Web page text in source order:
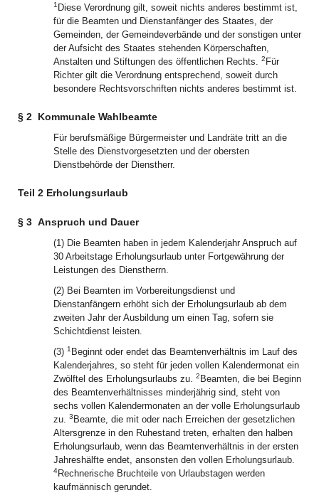
1 Diese Verordnung gilt, soweit nichts anderes bestimmt ist,
für die Beamten und Dienstanfänger des Staates, der
Gemeinden, der Gemeindeverbände und der sonstigen unter
der Aufsicht des Staates stehenden Körperschaften,
Anstalten und Stiftungen des öffentlichen Rechts. 2 Für
Richter gilt die Verordnung entsprechend, soweit durch
besondere Rechtsvorschriften nichts anderes bestimmt ist.
§ 2 Kommunale Wahlbeamte
Für berufsmäßige Bürgermeister und Landräte tritt an die
Stelle des Dienstvorgesetzten und der obersten
Dienstbehörde der Dienstherr.
Teil 2 Erholungsurlaub
§ 3 Anspruch und Dauer
(1) Die Beamten haben in jedem Kalenderjahr Anspruch auf
30 Arbeitstage Erholungsurlaub unter Fortgewährung der
Leistungen des Dienstherrn.
(2) Bei Beamten im Vorbereitungsdienst und
Dienstanfängern erhöht sich der Erholungsurlaub ab dem
zweiten Jahr der Ausbildung um einen Tag, sofern sie
Schichtdienst leisten.
(3) 1 Beginnt oder endet das Beamtenverhältnis im Lauf des
Kalenderjahres, so steht für jeden vollen Kalendermonat ein
Zwölftel des Erholungsurlaubs zu. 2 Beamten, die bei Beginn
des Beamtenverhältnisses minderjährig sind, steht von
sechs vollen Kalendermonaten an der volle Erholungsurlaub
zu. 3 Beamte, die mit oder nach Erreichen der gesetzlichen
Altersgrenze in den Ruhestand treten, erhalten den halben
Erholungsurlaub, wenn das Beamtenverhältnis in der ersten
Jahreshälfte endet, ansonsten den vollen Erholungsurlaub.
4Rechnerische Bruchteile von Urlaubstagen werden
kaufmännisch gerundet.